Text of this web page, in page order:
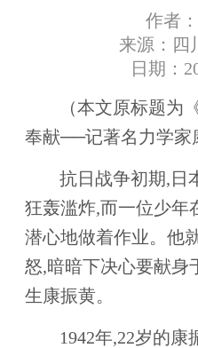
作者
来源：四
日期：
（本文原标题
奉献──记著名力学家
抗日战争初期,日
狂轰滥炸,而一位少年
潜心地做着作业。他
怒,暗暗下决心要献身
生康振黄。
1942年,22岁的